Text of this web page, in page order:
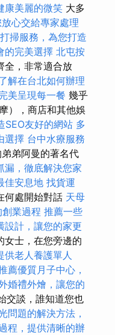
康美麗的微笑 大多
心交給專家處理
打掃服務，為您打造
的完美選擇 北屯按
全，非常適合放
解在台北如何辦理
美呈現每一餐 幾乎
），商店和其他娛
SEO友好的網站 多
選擇 台中水療服務
弟阿曼的著名代
漏，徹底解決您家
佳安息地 找貨運
何處開始對話 天母
業過程 推薦一些
設計，讓您的家更
女士，在您旁邊的
供老人養護單人
薦優質月子中心，
婚禮外燴，讓您的
交談，誰知道您也
問題的解決方法，
程，提供清晰的辦